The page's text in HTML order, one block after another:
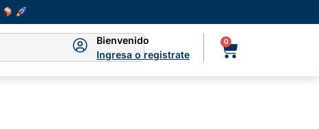
Bienvenido
Ingresa o registrate
0